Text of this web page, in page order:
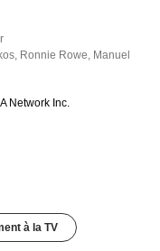
Ronnie Rowe Manuel
Network Inc.
à la TV